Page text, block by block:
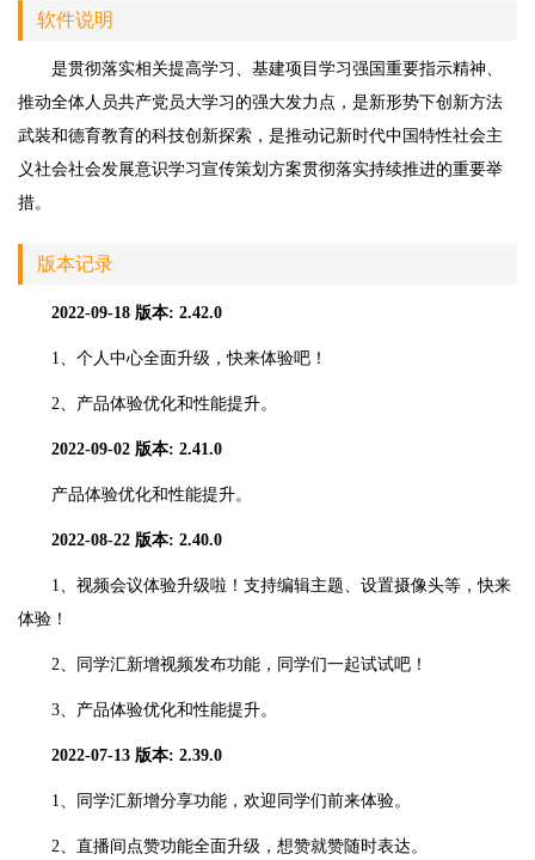
软件说明
是贯彻落实相关提高学习、基建项目学习强国重要指示精神、
推动全体人员共产党员大学习的强大发力点，是新形势下创新方法
武裝和德育教育的科技创新探索，是推动记新时代中国特性社会主
义社会社会发展意识学习宣传策划方案贯彻落实持续推进的重要举
措。
版本记录
2022-09-18 版本: 2.42.0
1、个人中心全面升级，快来体验吧！
2、产品体验优化和性能提升。
2022-09-02 版本: 2.41.0
产品体验优化和性能提升。
2022-08-22 版本: 2.40.0
1、视频会议体验升级啦！支持编辑主题、设置摄像头等，快来
体验！
2、同学汇新增视频发布功能，同学们一起试试吧！
3、产品体验优化和性能提升。
2022-07-13 版本: 2.39.0
1、同学汇新增分享功能，欢迎同学们前来体验。
2、直播间点赞功能全面升级，想赞就赞随时表达。